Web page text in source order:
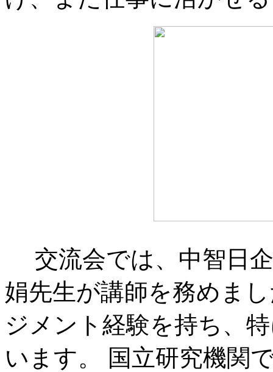
交流会では、中智日
娟先生が講師を務めま
ジメント経験を持ち、
います。 国立研究機関